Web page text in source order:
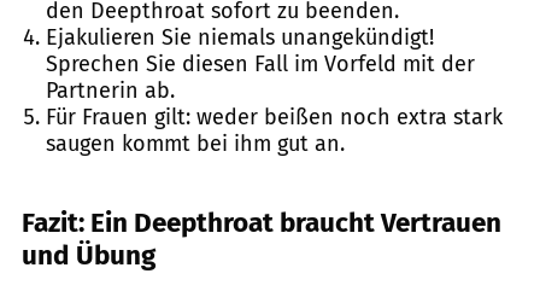
den Deepthroat sofort zu beenden.
Ejakulieren Sie niemals unangekündigt!
Sprechen Sie diesen Fall im Vorfeld mit der
Partnerin ab.
Für Frauen gilt: weder beißen noch extra stark
saugen kommt bei ihm gut an.
Fazit: Ein Deepthroat braucht Vertrauen
und Übung